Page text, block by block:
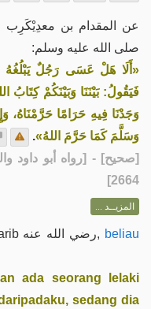
عن المقدام بن
صلى الله عليه وسلم:
«أَلَا هَلْ عَسَى رَجُلٌ يَبْلُغُهُ
فَيَقُولُ: بَيْنَنَا وَبَيْنَكُمْ كِتَابُ
وَجَدْنَا فِيهِ حَرَامًا
وَسَلَّمَ كَمَا حَرَّمَ اللهُ».
[صحيح] - [رواه أبو داود
2664]
المزيــد ...
Daripada Al-Miqdām bin Ma‘dī Karib رضي الله عنه, beliau
ada seorang lelaki
sedang dia